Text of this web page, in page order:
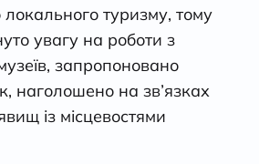
туризму, тому
увагу на роботи з
запропоновано
наголошено на зв’язках
із місцевостями